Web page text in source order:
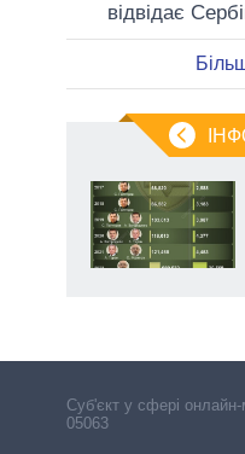
відвідає
Cуб'єкт у сфері онлайн-
05063